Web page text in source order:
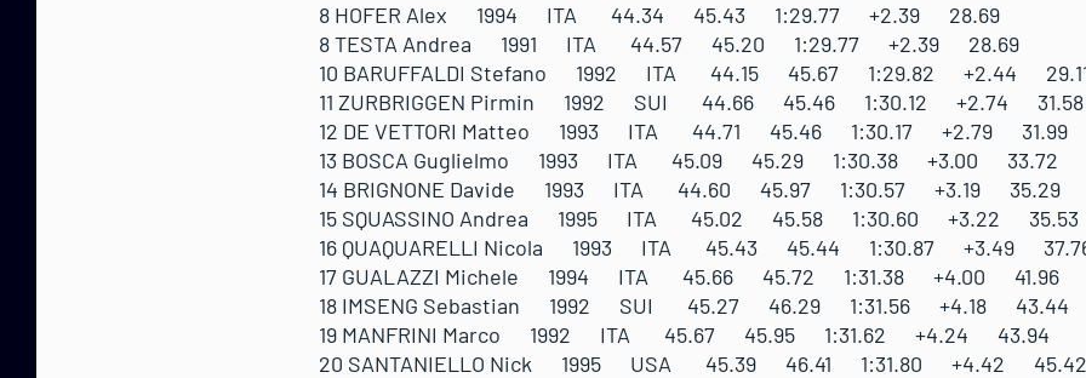
8 HOFER Alex 1994 ITA 44.34 45.43 1:29.77 +2.39 28.69
8 TESTA Andrea 1991 ITA 44.57 45.20 1:29.77 +2.39 28.69
10 BARUFFALDI Stefano 1992 ITA 44.15 45.67 1:29.82 +2.44
11 ZURBRIGGEN Pirmin 1992 SUI 44.66 45.46 1:30.12 +2.74 31.58
12 DE VETTORI Matteo 1993 ITA 44.71 45.46 1:30.17 +2.79 31.99
13 BOSCA Guglielmo 1993 ITA 45.09 45.29 1:30.38 +3.00 33.72
14 BRIGNONE Davide 1993 ITA 44.60 45.97 1:30.57 +3.19 35.29
15 SQUASSINO Andrea 1995 ITA 45.02 45.58 1:30.60 +3.22 35.53
16 QUAQUARELLI Nicola 1993 ITA 45.43 45.44 1:30.87 +3.49
17 GUALAZZI Michele 1994 ITA 45.66 45.72 1:31.38 +4.00 41.96
18 IMSENG Sebastian 1992 SUI 45.27 46.29 1:31.56 +4.18 43.44
19 MANFRINI Marco 1992 ITA 45.67 45.95 1:31.62 +4.24 43.94
20 SANTANIELLO Nick 1995 USA 45.39 46.41 1:31.80 +4.42 45.42